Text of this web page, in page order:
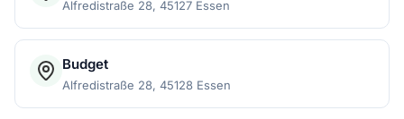
Alfredistraße 28, 45127 Essen
Budget
Alfredistraße 28, 45128 Essen